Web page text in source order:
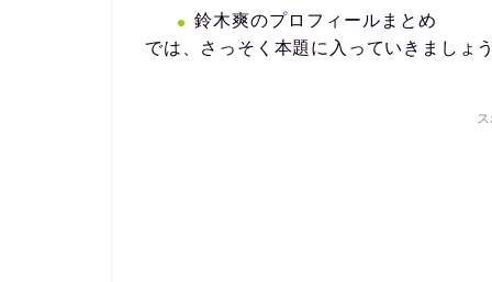
鈴木爽のプロフィールまとめ
では、さっそく本題に入っていきましょう